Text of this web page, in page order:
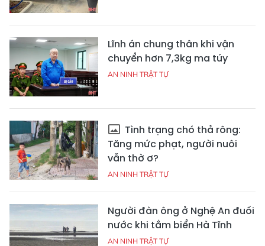
Lĩnh án chung thân khi vận
chuyển hơn 7,3kg ma túy
AN NINH TRẬT TỰ
Tình trạng chó thả rông:
Tăng mức phạt, người nuôi
vẫn thờ ơ?
AN NINH TRẬT TỰ
Người đàn ông ở Nghệ An đuối
nước khi tắm biển Hà Tĩnh
AN NINH TRẬT TỰ